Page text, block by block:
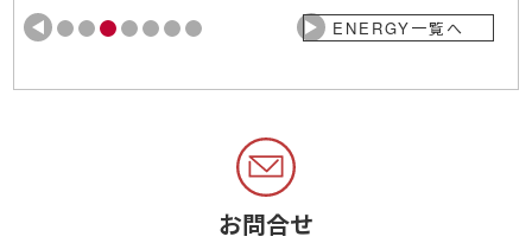
ENERGY一覧へ
お問合せ